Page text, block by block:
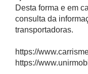
Desta forma e em
consulta da
transportadoras.
https://
https://